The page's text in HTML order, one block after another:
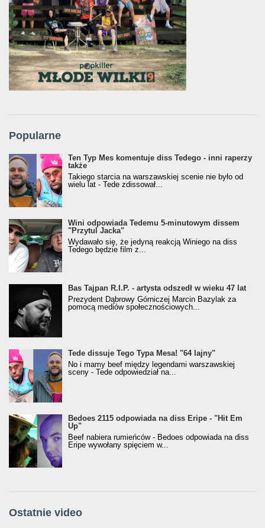
Popularne
Ten Typ Mes komentuje diss Tedego - inni raperzy
także
Takiego starcia na warszawskiej scenie nie było od
wielu lat - Tede zdissował...
Wini odpowiada Tedemu 5-minutowym dissem
"Przytul Jacka"
Wydawało się, że jedyną reakcją Winiego na diss
Tedego będzie film z...
Bas Tajpan R.I.P. - artysta odszedł w wieku 47 lat
Prezydent Dąbrowy Górniczej Marcin Bazylak za
pomocą mediów społecznościowych...
Tede dissuje Tego Typa Mesa! "64 lajny"
No i mamy beef między legendami warszawskiej
sceny - Tede odpowiedział na...
Bedoes 2115 odpowiada na diss Eripe - "Hit Em
Up"
Beef nabiera rumieńców - Bedoes odpowiada na diss
Eripe wywołany spięciem w...
Ostatnie video